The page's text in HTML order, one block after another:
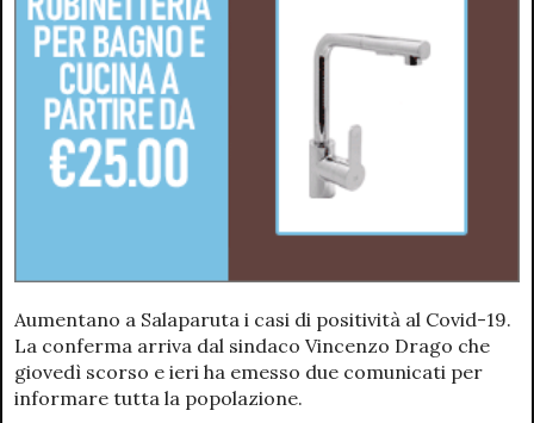
Aumentano a Salaparuta i casi di positività al Covid-19.
La conferma arriva dal sindaco Vincenzo Drago che
giovedì scorso e ieri ha emesso due comunicati per
informare tutta la popolazione.